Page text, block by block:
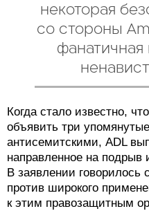
некоторая
со стороны
фанатичная
Когда стало известно,
объявить три
антисемитскими, ADL
направленное на подрыв
В заявлении
против широкого
к этим правозащитным